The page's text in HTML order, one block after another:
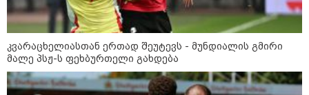
კატეგორიები
კვარაცხელიასთან ერთად შეუტევს - მუნდიალის გმირი
მალე პსჟ-ს ფეხბურთელი გახდება